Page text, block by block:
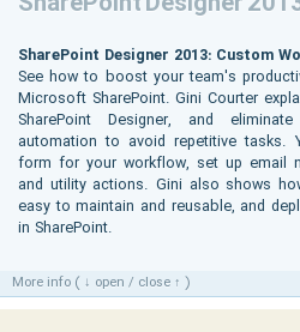
SharePoint Designer 2013: Custom
See how to boost your team's
Microsoft SharePoint. Gini Courter
SharePoint Designer, and
automation to avoid repetitive
form for your workflow, set up email
and utility actions. Gini also shows
easy to maintain and reusable, and
in SharePoint.
More info ( ↓ open / close ↑ )